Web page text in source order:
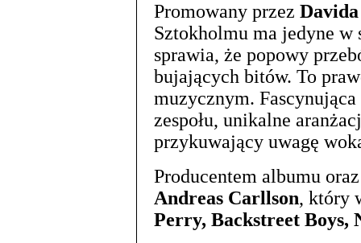
Promowany przez
Sztokholmu ma jedyne
sprawia, że popowy
bujających bitów. To
muzycznym.
zespołu, unikalne
przykuwający uwagę
Producentem albumu
Andreas Carllson, który
Perry, Backstreet Boys,